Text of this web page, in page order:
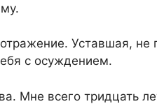
Уставшая, не
с осуждением.
Мне всего тридцать